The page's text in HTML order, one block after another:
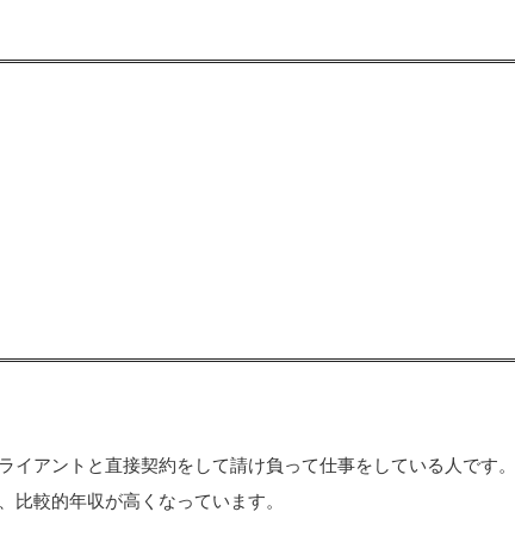
アントと直接契約をして請け負って仕事をしている人です。
較的年収が高くなっています。